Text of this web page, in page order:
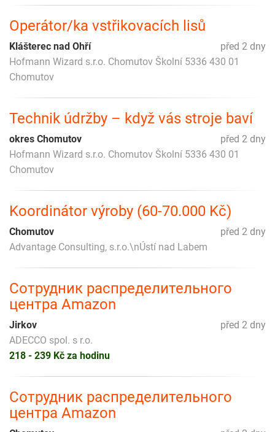
Operátor/ka vstřikovacích lisů
před 2 dny
Klášterec nad Ohří
Hofmann Wizard s.r.o. Chomutov Školní 5336 430 01
Chomutov
Technik údržby – když vás stroje baví
před 2 dny
okres Chomutov
Hofmann Wizard s.r.o. Chomutov Školní 5336 430 01
Chomutov
Koordinátor výroby (60-70.000 Kč)
před 2 dny
Chomutov
Advantage Consulting, s.r.o.\nÚstí nad Labem
Сотрудник распределительного
центра Amazon
před 2 dny
Jirkov
ADECCO spol. s r.o.
218 - 239 Kč za hodinu
Сотрудник распределительного
центра Amazon